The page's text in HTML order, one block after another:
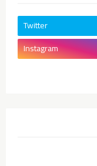
Twitter
Instagram